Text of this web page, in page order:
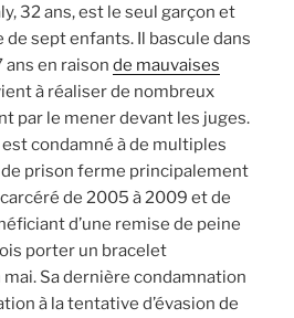
32 ans, est le seul garçon et
de sept enfants. Il bascule dans
ans en raison de mauvaises
à réaliser de nombreux
par le mener devant les juges.
condamné à de multiples
prison ferme principalement
de 2005 à 2009 et de
d’une remise de peine
porter un bracelet
Sa dernière condamnation
à la tentative d’évasion de